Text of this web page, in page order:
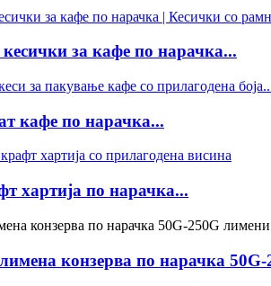
за кафе по нарачка...
кафе по нарачка...
хартија по нарачка...
конзерва по нарачка